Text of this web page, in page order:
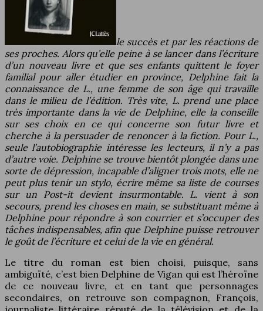
le succès et par les réactions de
ses proches. Alors qu’elle peine à se lancer dans l’écriture
d’un nouveau livre et que ses enfants quittent le foyer
familial pour aller étudier en province, Delphine fait la
connaissance de L., une femme de son âge qui travaille
dans le milieu de l’édition. Très vite, L. prend une place
très importante dans la vie de Delphine, elle la conseille
sur ses choix en ce qui concerne son futur livre et
cherche à la persuader de renoncer à la fiction. Pour L.,
seule l’autobiographie intéresse les lecteurs, il n’y a pas
d’autre voie. Delphine se trouve bientôt plongée dans une
sorte de dépression, incapable d’aligner trois mots, elle ne
peut plus tenir un stylo, écrire même sa liste de courses
sur un Post-it devient insurmontable. L. vient à son
secours, prend les choses en main, se substituant même à
Delphine pour répondre à son courrier et s’occuper des
tâches indispensables, afin que Delphine puisse retrouver
le goût de l’écriture et celui de la vie en général.
Le titre du roman est bien choisi, puisque, sans
ambiguïté, c’est bien Delphine de Vigan qui est l’héroïne
de ce nouveau livre, et en tant que personnages
secondaires, on retrouve son compagnon, François,